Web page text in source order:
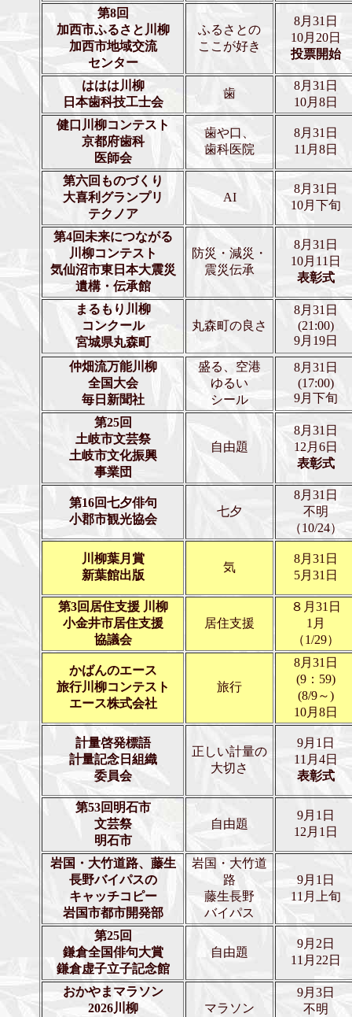
第8回
加西市ふるさと川柳
加西市地域交流
センター
ふるさとの
ここが好き
8月31日
10月20日
投票開始
ははは川柳
日本歯科技工士会
歯
8月31日
10月8日
健口川柳コンテスト
京都府歯科
医師会
歯や口、
歯科医院
8月31日
11月8日
第六回ものづくり
大喜利グランプリ
テクノア
AI
8月31日
10月下旬
第4回未来につながる
川柳コンテスト
気仙沼市東日本大震災
遺構・伝承館
防災・減災・
震災伝承
8月31日
10月11日
表彰式
まるもり川柳
コンクール
宮城県丸森町
丸森町の良さ
8月31日
(21:00)
9月19日
仲畑流万能川柳
全国大会
毎日新聞社
盛る、空港
ゆるい
シール
8月31日
(17:00)
9月下旬
第25回
土岐市文芸祭
土岐市文化振興
事業団
自由題
8月31日
12月6日
表彰式
第16回七夕俳句
小郡市観光協会
七夕
8月31日
不明
（10/24）
川柳葉月賞
新葉館出版
気
8月31日
5月31日
第3回居住支援 川柳
小金井市居住支援
協議会
居住支援
８月31日
1月
（1/29）
かばんのエース
旅行川柳コンテスト
エース株式会社
旅行
8月31日
(9：59)
(8/9～)
10月8日
計量啓発標語
計量記念日組織
委員会
正しい計量の
大切さ
9月1日
11月4日
表彰式
第53回明石市
文芸祭
明石市
自由題
9月1日
12月1日
岩国・大竹道路、藤生
長野バイパスの
キャッチコピー
岩国市都市開発部
岩国・大竹道
路
藤生長野
バイパス
9月1日
11月上旬
第25回
鎌倉全国俳句大賞
鎌倉虚子立子記念館
自由題
9月2日
11月22日
おかやまマラソン
2026川柳
マラソン
9月3日
不明